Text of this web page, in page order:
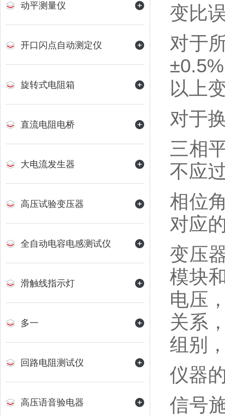
动平测量仪
开口闪点自动测定仪
旋转式电阻箱
直流电阻电桥
大电流发生器
高压试验变压器
全自动电容电感测试仪
滑触线指示灯
多一
回路电阻测试仪
高压语音验电器
变比
对于
以上
对于
三相
不应
相位
对应
变压
模块
电压
关系
组别
仪器
信号